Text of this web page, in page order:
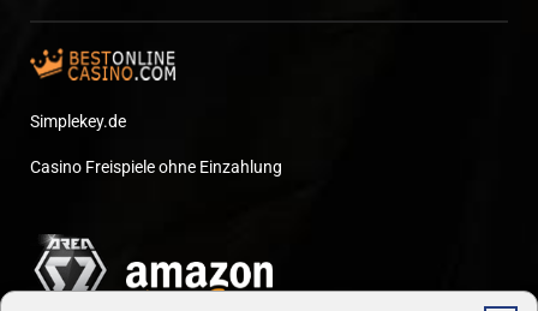
Simplekey.de
Casino Freispiele ohne Einzahlung